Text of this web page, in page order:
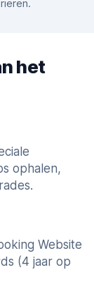
het
ophalen,
Website
(4 jaar op